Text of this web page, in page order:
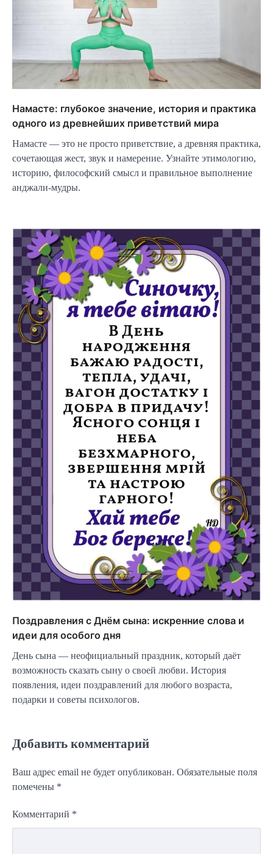
Намасте: глубокое значение, история и практика
одного из древнейших приветствий мира
Намасте — это не просто приветствие, а древняя практика,
сочетающая жест, звук и намерение. Узнайте этимологию,
историю, философский смысл и правильное выполнение
анджали-мудры.
Поздравления с Днём сына: искренние слова и
идеи для особого дня
День сына — неофициальный праздник, который даёт
возможность сказать сыну о своей любви. История
появления, идеи поздравлений для любого возраста,
подарки и советы психологов.
Добавить комментарий
Ваш адрес email не будет опубликован. Обязательные поля
помечены *
Комментарий *